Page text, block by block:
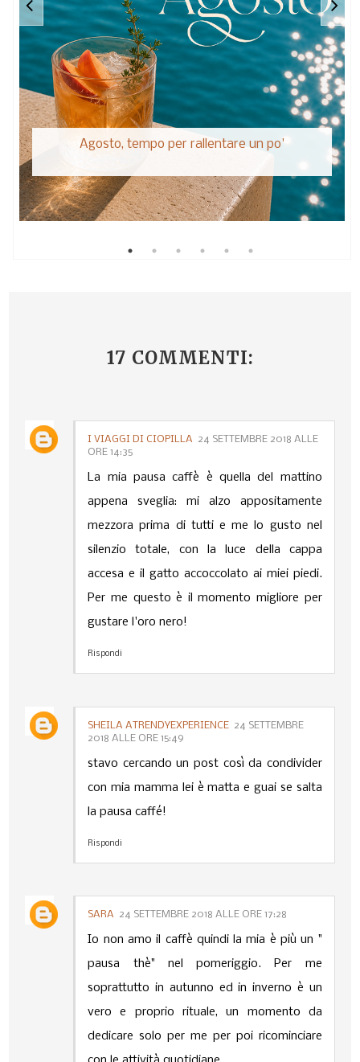
Agosto, tempo per rallentare un po'
17 COMMENTI:
I VIAGGI DI CIOPILLA
24 SETTEMBRE 2018 ALLE
ORE 14:35
La mia pausa caffè è quella del mattino
appena sveglia: mi alzo appositamente
mezzora prima di tutti e me lo gusto nel
silenzio totale, con la luce della cappa
accesa e il gatto accoccolato ai miei piedi.
Per me questo è il momento migliore per
gustare l'oro nero!
Rispondi
SHEILA ATRENDYEXPERIENCE 24 SETTEMBRE
2018 ALLE ORE 15:49
stavo cercando un post così da condivider
con mia mamma lei è matta e guai se salta
la pausa caffé!
Rispondi
SARA 24 SETTEMBRE 2018 ALLE ORE 17:28
Io non amo il caffè quindi la mia è più un "
pausa thè" nel pomeriggio. Per me
soprattutto in autunno ed in inverno è un
vero e proprio rituale, un momento da
dedicare solo per me per poi ricominciare